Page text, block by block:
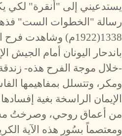
يستدعيني إلى "أنقرة" لكي
رسالة "الخطوات الست"
1338(1922م) وشاهدت
باندحار اليونان أمام الجيش
-خلال موجة الفرح هذه-
ومكر، وتتسلل بمفاهيمها
الإيمان الراسخة بغية
من أعماق روحي، وصرختُ
ومعتصماً بسُورِ هذه الآية